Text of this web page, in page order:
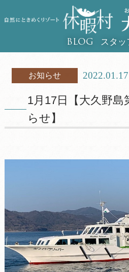
BLOG スタッ
お知らせ 2022.01.17
1月17日【大久野島
らせ】